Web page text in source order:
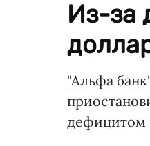
Из-за
"Альфа
дефицитом